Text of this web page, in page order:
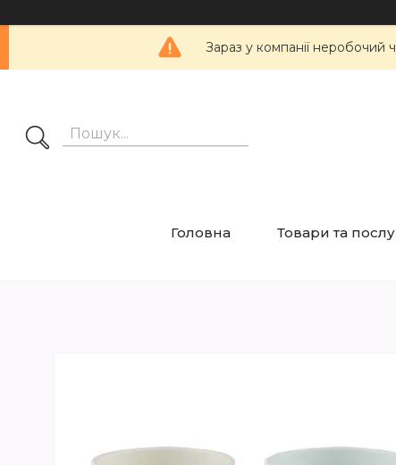
Зараз у компанії неробочий
Головна Товари та